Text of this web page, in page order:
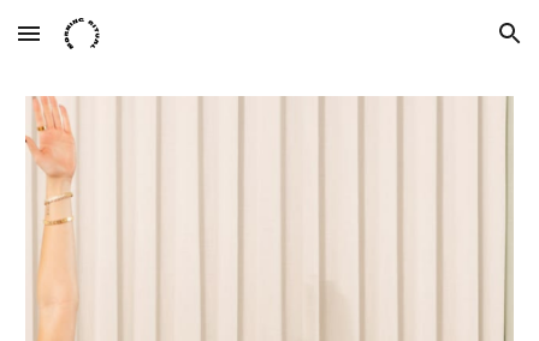
Skip to main content Skip to navigation